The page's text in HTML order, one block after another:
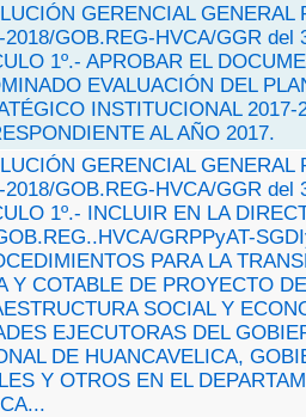
GERENCIAL GENERAL
2018/GOB.REG-HVCA/GGR del
1º.- APROBAR EL
EVALUACIÓN DEL
INSTITUCIONAL 2017-
AL AÑO 2017.
GERENCIAL GENERAL
2018/GOB.REG-HVCA/GGR del
1º.- INCLUIR EN LA
GRPPyAT-
PARA LA
Y COTABLE DE PROYECTO DE
SOCIAL Y
EJECUTORAS DEL
DE HUANCAVELICA,
Y OTROS EN EL